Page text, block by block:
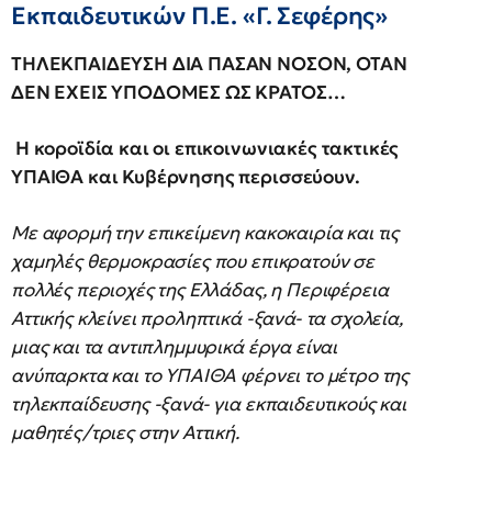
Εκπαιδευτικών Π.Ε. «Γ. Σεφέρης»
ΤΗΛΕΚΠΑΙΔΕΥΣΗ ΔΙΑ ΠΑΣΑΝ ΝΟΣΟΝ, ΟΤΑΝ
ΔΕΝ ΕΧΕΙΣ ΥΠΟΔΟΜΕΣ ΩΣ ΚΡΑΤΟΣ…
Η κοροϊδία και οι επικοινωνιακές τακτικές
ΥΠΑΙΘΑ και Κυβέρνησης περισσεύουν.
Με αφορμή την επικείμενη κακοκαιρία και τις
χαμηλές θερμοκρασίες που επικρατούν σε
πολλές περιοχές της Ελλάδας, η Περιφέρεια
Αττικής κλείνει προληπτικά -ξανά- τα σχολεία,
μιας και τα αντιπλημμυρικά έργα είναι
ανύπαρκτα και το ΥΠΑΙΘΑ φέρνει το μέτρο της
τηλεκπαίδευσης -ξανά- για εκπαιδευτικούς και
μαθητές/τριες στην Αττική.